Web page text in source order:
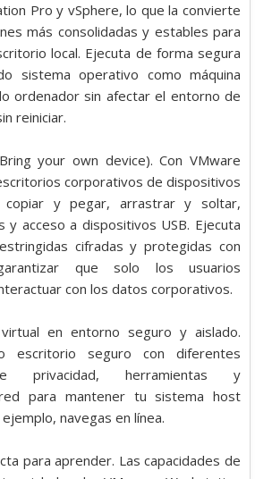
Pro y vSphere, lo que la convierte
más consolidadas y estables para
local. Ejecuta de forma segura
sistema operativo como máquina
ordenador sin afectar el entorno de
reiniciar.
your own device). Con VMware
corporativos de dispositivos
copiar y pegar, arrastrar y soltar,
y acceso a dispositivos USB. Ejecuta
cifradas y protegidas con
que solo los usuarios
con los datos corporativos.
en entorno seguro y aislado.
escritorio seguro con diferentes
privacidad, herramientas y
para mantener tu sistema host
navegas en línea.
para aprender. Las capacidades de